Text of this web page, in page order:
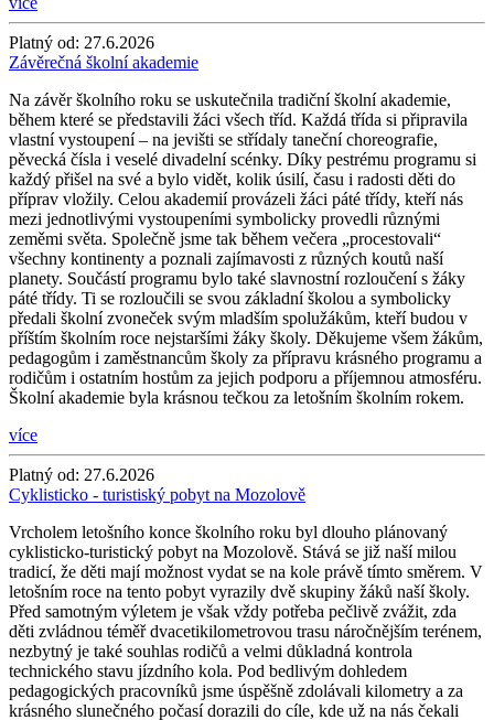
Platný od: 27.6.2026
Závěrečná školní akademie
Na závěr školního roku se uskutečnila tradiční školní akademie,
během které se představili žáci všech tříd. Každá třída si připravila
vlastní vystoupení – na jevišti se střídaly taneční choreografie,
pěvecká čísla i veselé divadelní scénky. Díky pestrému programu si
každý přišel na své a bylo vidět, kolik úsilí, času i radosti děti do
příprav vložily. Celou akademií provázeli žáci páté třídy, kteří nás
mezi jednotlivými vystoupeními symbolicky provedli různými
zeměmi světa. Společně jsme tak během večera „procestovali“
všechny kontinenty a poznali zajímavosti z různých koutů naší
planety. Součástí programu bylo také slavnostní rozloučení s žáky
páté třídy. Ti se rozloučili se svou základní školou a symbolicky
předali školní zvoneček svým mladším spolužákům, kteří budou v
příštím školním roce nejstaršími žáky školy. Děkujeme všem žákům,
pedagogům i zaměstnancům školy za přípravu krásného programu a
rodičům i ostatním hostům za jejich podporu a příjemnou atmosféru.
Školní akademie byla krásnou tečkou za letošním školním rokem.
více
Platný od: 27.6.2026
Cyklisticko - turistiský pobyt na Mozolově
Vrcholem letošního konce školního roku byl dlouho plánovaný
cyklisticko-turistický pobyt na Mozolově. Stává se již naší milou
tradicí, že děti mají možnost vydat se na kole právě tímto směrem. V
letošním roce na tento pobyt vyrazily dvě skupiny žáků naší školy.
Před samotným výletem je však vždy potřeba pečlivě zvážit, zda
děti zvládnou téměř dvacetikilometrovou trasu náročnějším terénem,
nezbytný je také souhlas rodičů a velmi důkladná kontrola
technického stavu jízdního kola. Pod bedlivým dohledem
pedagogických pracovníků jsme úspěšně zdolávali kilometry a za
krásného slunečného počasí dorazili do cíle, kde už na nás čekali